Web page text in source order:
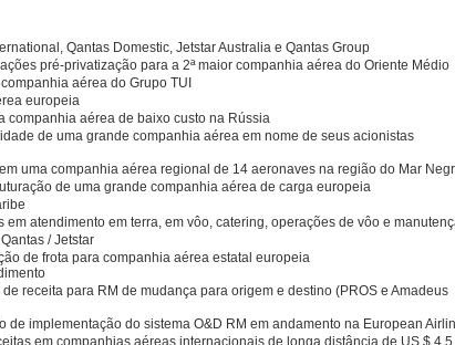
Qantas Domestic, Jetstar Australia e Qantas Group
pré-privatização para a 2ª maior companhia aérea do Oriente Médio
aérea do Grupo TUI
europeia
companhia aérea de baixo custo na Rússia
de uma grande companhia aérea em nome de seus acionistas
uma companhia aérea regional de 14 aeronaves na região do Mar
de uma grande companhia aérea de carga europeia
atendimento em terra, em vôo, catering, operações de vôo e
/ Jetstar
de frota para companhia aérea estatal europeia
receita para RM de mudança para origem e destino (PROS e Amadeus
de implementação do sistema O&D RM em andamento na European
em companhias aéreas internacionais de longa distância de US $ 4,5